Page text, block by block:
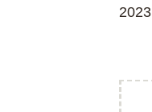
2023